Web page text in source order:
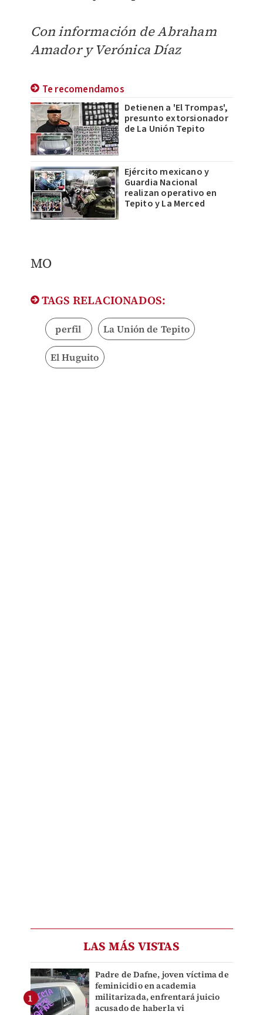
Con información deAbraham
Amador yVerónica Díaz
Te recomendamos
Detienen a 'El Trompas',
presunto extorsionador
de La Unión Tepito
Ejército mexicano y
Guardia Nacional
realizan operativo en
Tepito y La Merced
MO
TAGS RELACIONADOS:
perfil La Unión de Tepito
El Huguito
LAS MÁS VISTAS
Padre de Dafne, joven víctima de
feminicidio en academia
militarizada, enfrentará juicio
acusado de haberla vi